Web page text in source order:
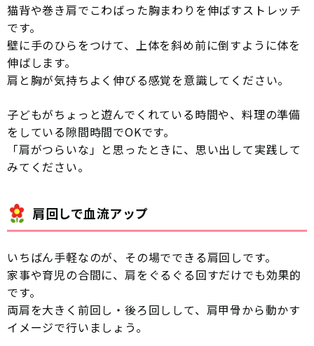
猫背や巻き肩でこわばった胸まわりを伸ばすストレッチ
です。
壁に手のひらをつけて、上体を斜め前に倒すように体を
伸ばします。
肩と胸が気持ちよく伸びる感覚を意識してください。
子どもがちょっと遊んでくれている時間や、料理の準備
をしている隙間時間でOKです。
「肩がつらいな」と思ったときに、思い出して実践して
みてください。
肩回しで血流アップ
いちばん手軽なのが、その場でできる肩回しです。
家事や育児の合間に、肩をぐるぐる回すだけでも効果的
です。
両肩を大きく前回し・後ろ回しして、肩甲骨から動かす
イメージで行いましょう。